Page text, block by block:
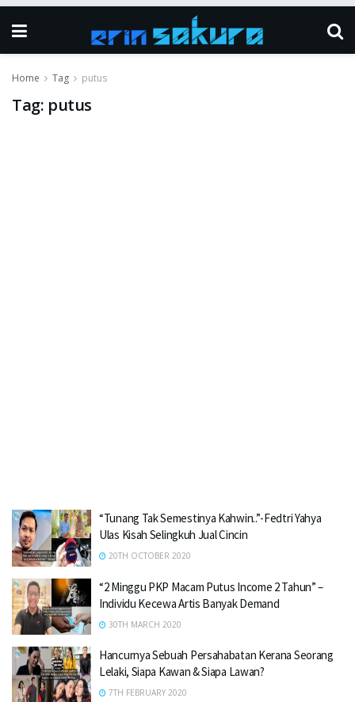
Home Tag putus
Tag: putus
“Tunang Tak Semestinya Kahwin..”-Fedtri Yahya
Ulas Kisah Selingkuh Jual Cincin
20TH OCTOBER 2020
“2 Minggu PKP Macam Putus Income 2 Tahun” –
Individu Kecewa Artis Banyak Demand
30TH MARCH 2020
Hancurnya Sebuah Persahabatan Kerana Seorang
Lelaki, Siapa Kawan & Siapa Lawan?
7TH FEBRUARY 2020